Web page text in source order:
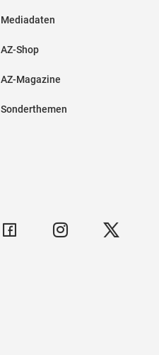
Mediadaten
AZ-Shop
AZ-Magazine
Sonderthemen